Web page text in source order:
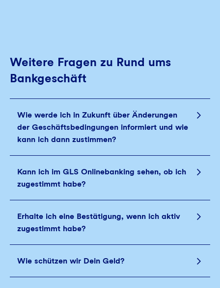
Weitere Fragen zu Rund ums
Bankgeschäft
Wie werde ich in Zukunft über Änderungen
der Geschäftsbedingungen informiert und wie
kann ich dann zustimmen?
Kann ich im GLS Onlinebanking sehen, ob ich
zugestimmt habe?
Erhalte ich eine Bestätigung, wenn ich aktiv
zugestimmt habe?
Wie schützen wir Dein Geld?